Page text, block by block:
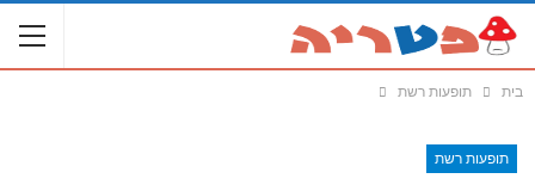
בית תופעות רשת
תופעות רשת